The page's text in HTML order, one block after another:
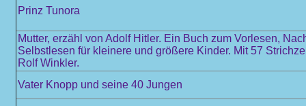
Prinz Tunora
Mutter, erzähl von Adolf Hitler. Ein Buch zum Vorlesen,
Selbstlesen für kleinere und größere Kinder. Mit 57
Rolf Winkler.
Vater Knopp und seine 40 Jungen